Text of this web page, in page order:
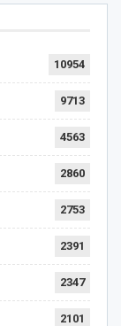
10954
9713
4563
2860
2753
2391
2347
2101